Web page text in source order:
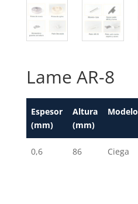
Lame AR-8
Espesor
(mm)
Altura
(mm)
Modelo
0,6 86 Ciega